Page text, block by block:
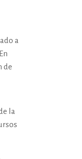
a
de
la